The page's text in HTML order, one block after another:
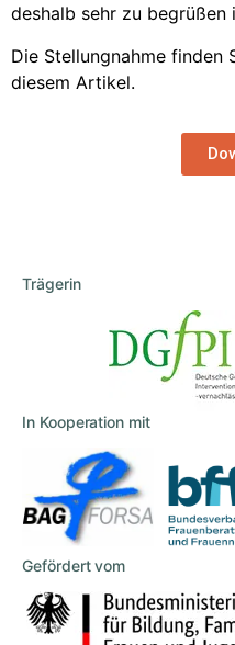
deshalb sehr zu begrüßen
Die Stellungnahme finden
diesem Artikel.
Trägerin
In Kooperation mit
Gefördert vom